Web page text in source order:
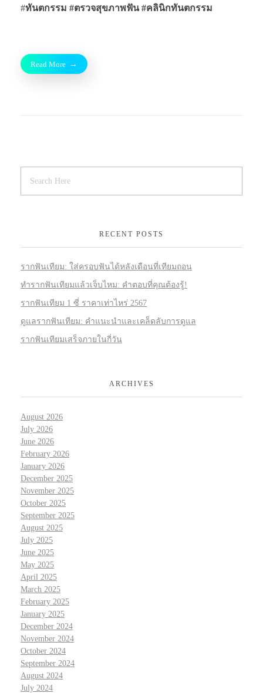
#ทันตกรรม #ตรวจสุขภาพฟัน #คลินิกทันตกรรม
Read More
RECENT POSTS
รากฟันเทียม: ใส่ครอบฟันได้หลังเดือนที่เทียมถอน
ทำรากฟันเทียมแล้วเจ็บไหม: คำตอบที่คุณต้องรู้!
รากฟันเทียม 1 ซี่ ราคาเท่าไหร่ 2567
ดูแลรากฟันเทียม: คำแนะนำและเคล็ดลับการดูแล
รากฟันเทียมเสร็จภายในกี่วัน
ARCHIVES
August 2026
July 2026
June 2026
February 2026
January 2026
December 2025
November 2025
October 2025
September 2025
August 2025
July 2025
June 2025
May 2025
April 2025
March 2025
February 2025
January 2025
December 2024
November 2024
October 2024
September 2024
August 2024
July 2024